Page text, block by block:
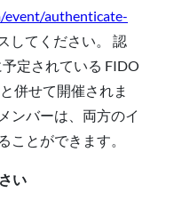
event/authenticate-
してください。 認
定されている FIDO
併せて開催されま
ンバーは、両方のイ
ことができます。
い